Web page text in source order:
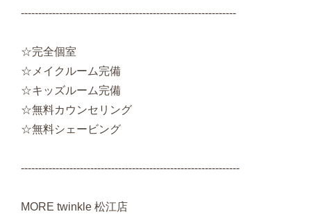
--------------------------------------------------------------
☆完全個室
☆メイクルーム完備
☆キッズルーム完備
☆無料カウンセリング
☆無料シェービング
---------------------------------------------------------------
MORE twinkle 松江店